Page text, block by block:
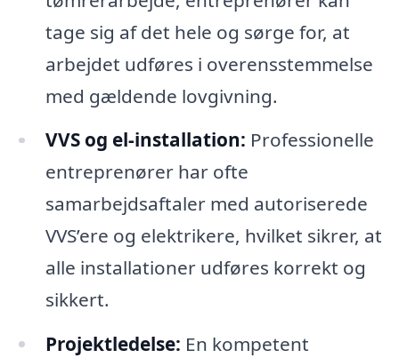
tage sig af det hele og sørge for, at
arbejdet udføres i overensstemmelse
med gældende lovgivning.
VVS og el-installation: Professionelle
entreprenører har ofte
samarbejdsaftaler med autoriserede
VVS’ere og elektrikere, hvilket sikrer, at
alle installationer udføres korrekt og
sikkert.
Projektledelse: En kompetent